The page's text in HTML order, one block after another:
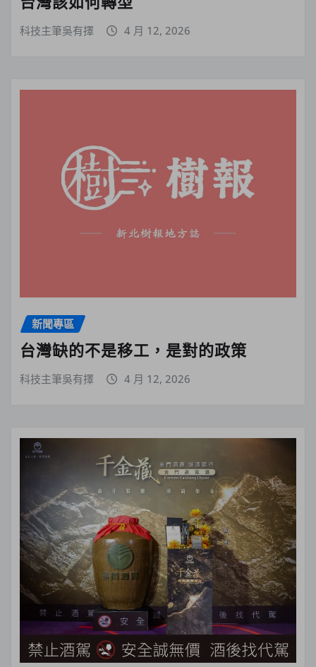
科技主筆吳有擇 4 月 12, 2026
新聞專區
台灣缺的不是移工，是對的政策
科技主筆吳有擇 4 月 12, 2026